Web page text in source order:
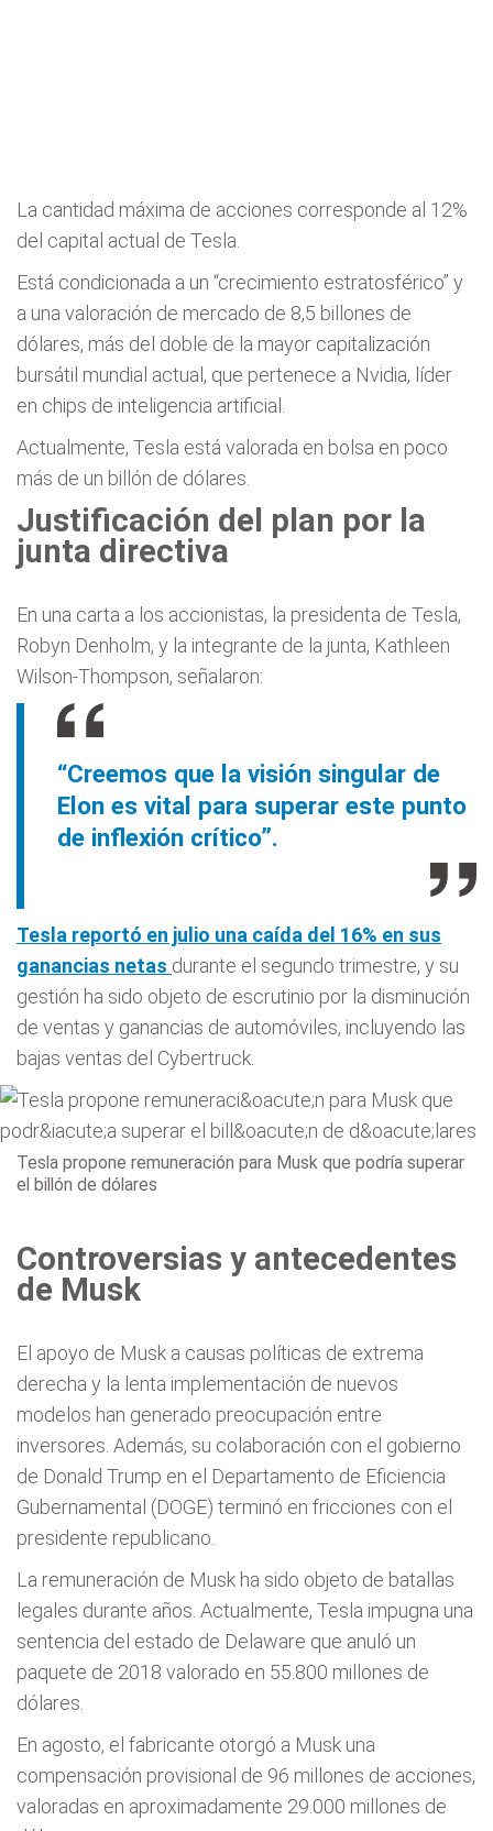
La cantidad máxima de acciones corresponde al 12%
del capital actual de Tesla.
Está condicionada a un “crecimiento estratosférico” y
a una valoración de mercado de 8,5 billones de
dólares, más del doble de la mayor capitalización
bursátil mundial actual, que pertenece a Nvidia, líder
en chips de inteligencia artificial.
Actualmente, Tesla está valorada en bolsa en poco
más de un billón de dólares.
Justificación del plan por la
junta directiva
En una carta a los accionistas, la presidenta de Tesla,
Robyn Denholm, y la integrante de la junta, Kathleen
Wilson-Thompson, señalaron:
“Creemos que la visión singular de
Elon es vital para superar este punto
de inflexión crítico”.
Tesla reportó en julio una caída del 16% en sus
ganancias netas durante el segundo trimestre, y su
gestión ha sido objeto de escrutinio por la disminución
de ventas y ganancias de automóviles, incluyendo las
bajas ventas del Cybertruck.
Tesla propone remuneración para Musk que podría superar
el billón de dólares
Controversias y antecedentes
de Musk
El apoyo de Musk a causas políticas de extrema
derecha y la lenta implementación de nuevos
modelos han generado preocupación entre
inversores. Además, su colaboración con el gobierno
de Donald Trump en el Departamento de Eficiencia
Gubernamental (DOGE) terminó en fricciones con el
presidente republicano.
La remuneración de Musk ha sido objeto de batallas
legales durante años. Actualmente, Tesla impugna una
sentencia del estado de Delaware que anuló un
paquete de 2018 valorado en 55.800 millones de
dólares.
En agosto, el fabricante otorgó a Musk una
compensación provisional de 96 millones de acciones,
valoradas en aproximadamente 29.000 millones de